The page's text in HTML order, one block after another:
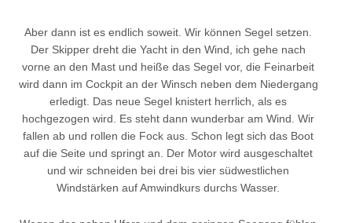
Aber dann ist es endlich soweit. Wir können Segel setzen.
Der Skipper dreht die Yacht in den Wind, ich gehe nach
vorne an den Mast und heiße das Segel vor, die Feinarbeit
wird dann im Cockpit an der Winsch neben dem Niedergang
erledigt. Das neue Segel knistert herrlich, als es
hochgezogen wird. Es steht dann wunderbar am Wind. Wir
fallen ab und rollen die Fock aus. Schon legt sich das Boot
auf die Seite und springt an. Der Motor wird ausgeschaltet
und wir schneiden bei drei bis vier südwestlichen
Windstärken auf Amwindkurs durchs Wasser.